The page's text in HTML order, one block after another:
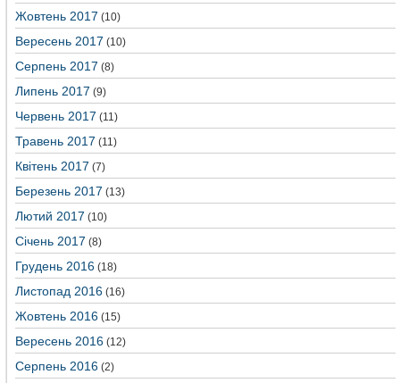
Жовтень 2017 (10)
Вересень 2017 (10)
Серпень 2017 (8)
Липень 2017 (9)
Червень 2017 (11)
Травень 2017 (11)
Квітень 2017 (7)
Березень 2017 (13)
Лютий 2017 (10)
Січень 2017 (8)
Грудень 2016 (18)
Листопад 2016 (16)
Жовтень 2016 (15)
Вересень 2016 (12)
Серпень 2016 (2)